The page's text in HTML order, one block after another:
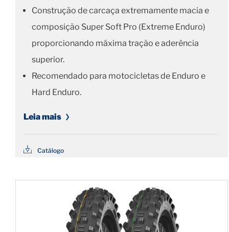
Construção de carcaça extremamente macia e
composição Super Soft Pro (Extreme Enduro)
proporcionando máxima tração e aderência
superior.
Recomendado para motocicletas de Enduro e
Hard Enduro.
Leia mais
Catálogo